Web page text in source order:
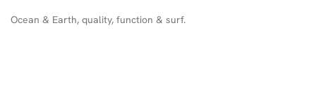
Ocean & Earth, quality, function & surf.